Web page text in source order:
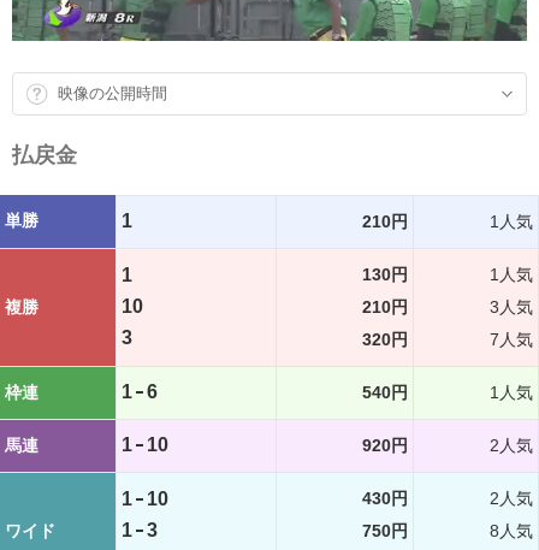
映像の公開時間
払戻金
単勝 1 210円 1人気
複勝
1
10
3
130円
210円
320円
1人気
3人気
7人気
枠連 1 6 540円 1人気
馬連 1 10 920円 2人気
ワイド
1
10
1
3
430円
750円
2人気
8人気